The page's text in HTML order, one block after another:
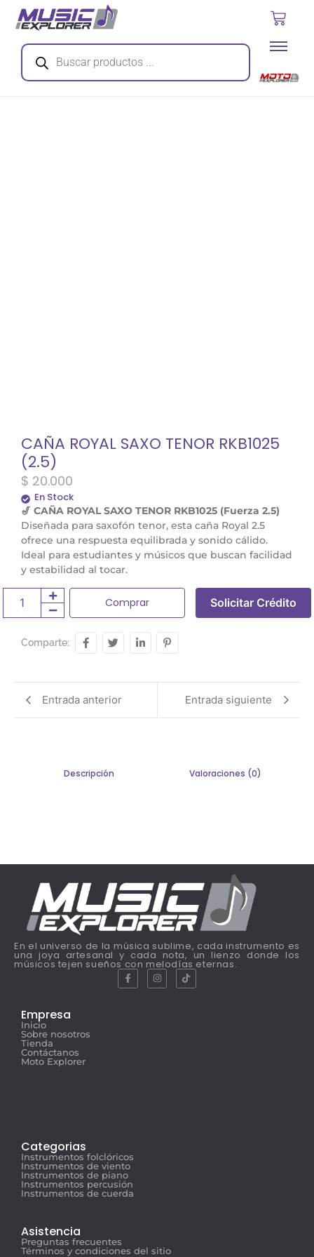
CAÑA ROYAL SAXO TENOR RKB1025
(2.5)
$ 20.000
En Stock
🎷 CAÑA ROYAL SAXO TENOR RKB1025 (Fuerza 2.5)
Diseñada para saxofón tenor, esta caña Royal 2.5
ofrece una respuesta equilibrada y sonido cálido.
Ideal para estudiantes y músicos que buscan facilidad
y estabilidad al tocar.
Comprar Solicitar Crédito
Comparte:
Entrada anterior Entrada siguiente
Descripción Valoraciones (0)
En el universo de la música sublime, cada instrumento es
una joya artesanal y cada nota, un lienzo donde los
músicos tejen sueños con melodías eternas.
Empresa
Inicio
Sobre nosotros
Tienda
Contáctanos
Moto Explorer
Categorias
Instrumentos folclóricos
Instrumentos de viento
Instrumentos de piano
Instrumentos percusión
Instrumentos de cuerda
Asistencia
Preguntas frecuentes
Términos y condiciones del sitio